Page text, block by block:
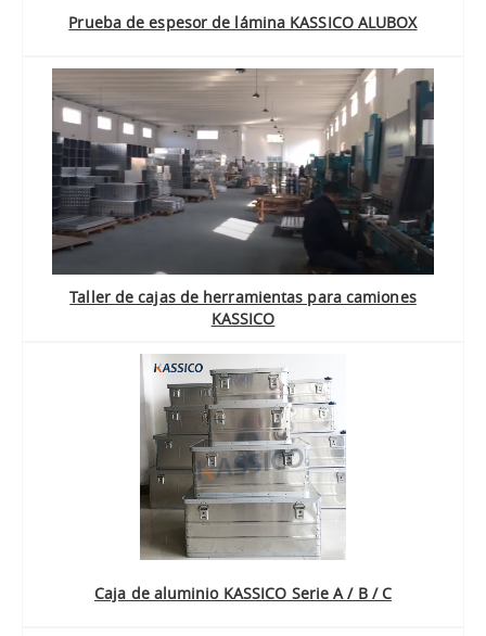
Prueba de espesor de lámina KASSICO ALUBOX
Taller de cajas de herramientas para camiones
KASSICO
Caja de aluminio KASSICO Serie A / B / C